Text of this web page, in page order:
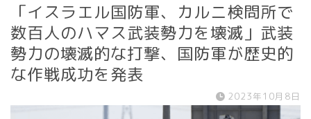
「イスラエル国防軍、カルニ検問所で
数百人のハマス武装勢力を壊滅」武装
勢力の壊滅的な打撃、国防軍が歴史的
な作戦成功を発表
2023年10月8日